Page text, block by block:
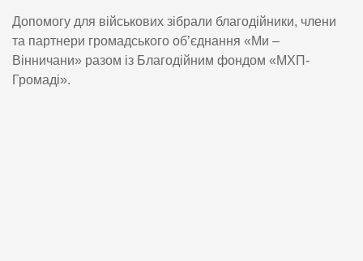
Допомогу для військових зібрали благодійники, члени
та партнери громадського об’єднання «Ми –
Вінничани» разом із Благодійним фондом «МХП-
Громаді».